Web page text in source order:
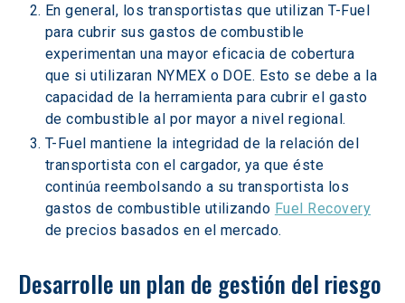
En general, los transportistas que utilizan T-Fuel
para cubrir sus gastos de combustible
experimentan una mayor eficacia de cobertura
que si utilizaran NYMEX o DOE. Esto se debe a la
capacidad de la herramienta para cubrir el gasto
de combustible al por mayor a nivel regional.
T-Fuel mantiene la integridad de la relación del
transportista con el cargador, ya que éste
continúa reembolsando a su transportista los
gastos de combustible utilizando Fuel Recovery
de precios basados en el mercado.
Desarrolle un plan de gestión del riesgo